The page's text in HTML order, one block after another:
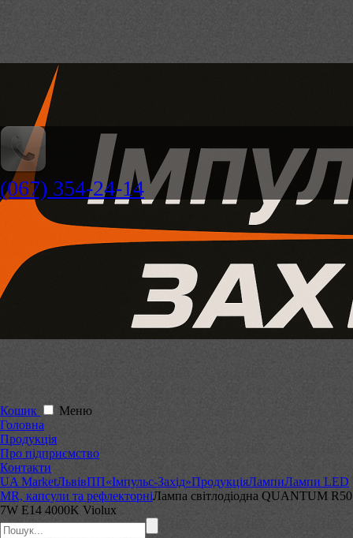
(067) 354-24-14
Кошик
Меню
Головна
Продукція
Про підприємство
Контакти
UA MarketЛьвівПП«Імпульс-Захід»ПродукціяЛампиЛампи LED
MR, капсули та рефлекторніЛампа світлодіодна QUANTUM R50
7W E14 4000K Violux